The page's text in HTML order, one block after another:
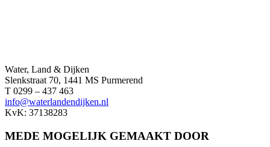
Water, Land & Dijken
Slenkstraat 70, 1441 MS Purmerend
T 0299 – 437 463
info@waterlandendijken.nl
KvK: 37138283
MEDE MOGELIJK GEMAAKT DOOR